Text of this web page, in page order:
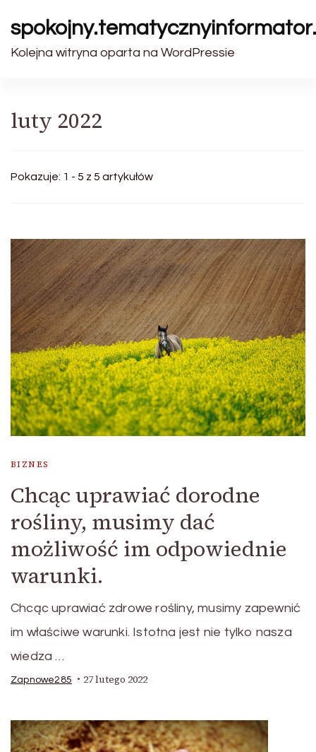
Kolejna witryna oparta na WordPressie
luty 2022
Pokazuje: 1 - 5 z 5 artykułów
BIZNES
Chcąc uprawiać dorodne
rośliny, musimy dać
możliwość im odpowiednie
warunki.
Chcąc uprawiać zdrowe rośliny, musimy zapewnić
im właściwe warunki. Istotna jest nie tylko nasza
wiedza …
Zapnowe285 27 lutego 2022